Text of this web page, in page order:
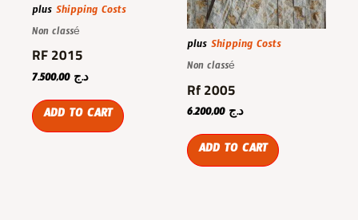
plus Shipping Costs
Non classé
RF 2015
د.ج 7.500,00
ADD TO CART
plus Shipping Costs
Non classé
Rf 2005
د.ج 6.200,00
ADD TO CART